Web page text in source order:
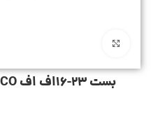
بست 23-16اف اف FF-CO